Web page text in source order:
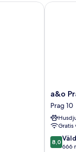
a&o
Prague
Rhea
Prag
10
a&o
Prag 10
8.0
av
8,0
666
a&o